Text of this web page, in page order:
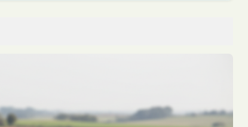
embistiera a una motoc...
la madrugada de este jueves e...